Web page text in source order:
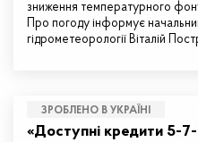
зниження температурного
Про погоду інформує
гідрометеорології Віталій
ЗРОБЛЕНО В УКРАЇНІ
«Доступні кредити 5-7-